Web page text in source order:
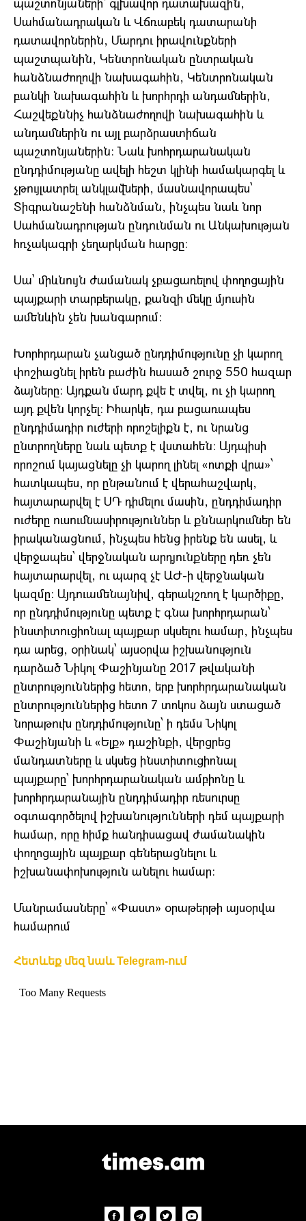
Սահմանադրական և Վճռաբեկ դատարանի
դատավորներին, Մարդու իրավունքների
պաշտպանին, Կենտրոնական ընտրական
հանձնաժողովի նախագահին, Կենտրոնական
բանկի նախագահին և խորհրդի անդամներին,
Հաշվեքննիչ հանձնաժողովի նախագահին և
անդամներին ու այլ բարձրաստիճան
պաշտոնյաներին։ Նաև խոհրդարանական
ընդդիմությանը ավելի հեշտ կլինի համակարգել և
չթույլատրել անկլավների, մասնավորապես՝
Տիգրանաշենի հանձնման, ինչպես նաև նոր
Սահմանադրության ընդունման ու Անկախության
հռչակագրի չեղարկման հարցը։
Սա՝ միևնույն ժամանակ չբացառելով փողոցային
պայքարի տարբերակը, քանզի մեկը մյուսին
ամենևին չեն խանգարում:
Խորհրդարան չանցած ընդդիմությունը չի կարող
փոշիացնել իրեն բաժին հասած շուրջ 550 հազար
ձայները: Այդքան մարդ քվե է տվել, ու չի կարող
այդ քվեն կորչել: Իհարկե, դա բացառապես
ընդդիմադիր ուժերի որոշելիքն է, ու նրանց
ընտրողները նաև պետք է վստահեն: Այդպիսի
որոշում կայացնելը չի կարող լինել «ոտքի վրա»՝
հատկապես, որ ընթանում է վերահաշվարկ,
հայտարարվել է ՍԴ դիմելու մասին, ընդդիմադիր
ուժերը ուսումնասիրություններ և քննարկումներ են
իրականացնում, ինչպես հենց իրենք են ասել, և
վերջապես՝ վերջնական արդյունքները դեռ չեն
հայտարարվել, ու պարզ չէ ԱԺ-ի վերջնական
կազմը: Այդուամենայնիվ, գերակշռող է կարծիքը,
որ ընդդիմությունը պետք է գնա խորհրդարան՝
ինստիտուցիոնալ պայքար սկսելու համար, ինչպես
դա արեց, օրինակ՝ այսօրվա իշխանություն
դարձած Նիկոլ Փաշինյանը 2017 թվականի
ընտրություններից հետո, երբ խորհրդարանական
ընտրություններից հետո 7 տոկոս ձայն ստացած
նորաթուխ ընդդիմությունը՝ ի դեմս Նիկոլ
Փաշինյանի և «Ելք» դաշինքի, վերցրեց
մանդատները և սկսեց ինստիտուցիոնալ
պայքարը՝ խորհրդարանական ամբիոնը և
խորհրդարանային ընդդիմադիր ռեսուրսը
օգտագործելով իշխանությունների դեմ պայքարի
համար, որը հիմք հանդիսացավ ժամանակին
փողոցային պայքար գեներացնելու և
իշխանափոխություն անելու համար։
Մանրամասները՝ «Փաստ» օրաթերթի այսօրվա
համարում
Հետևեք մեզ նաև Telegram-ում